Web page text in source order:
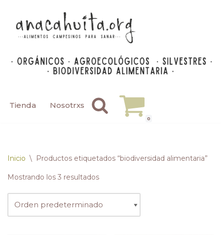
Saltar
Tienda Nosotrxs
0
Inicio \ Productos etiquetados “biodiversidad alimentaria”
Mostrando los 3 resultados